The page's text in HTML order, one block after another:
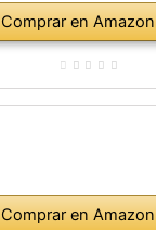
Comprar en Amazon
Comprar en Amazon